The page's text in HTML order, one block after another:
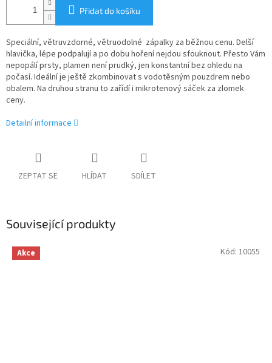
Přidat do košíku
Speciální, větruvzdorné, větruodolné zápalky za běžnou cenu. Delší
hlavička, lépe podpalují a po dobu hoření nejdou sfouknout. Přesto Vám
nepopálí prsty, plamen není prudký, jen konstantní bez ohledu na
počasí. Ideální je ještě zkombinovat s vodotěsným pouzdrem nebo
obalem. Na druhou stranu to zařídí i mikrotenový sáček za zlomek
ceny.
Detailní informace
ZEPTAT SE HLÍDAT SDÍLET
Související produkty
Akce Kód: 10055